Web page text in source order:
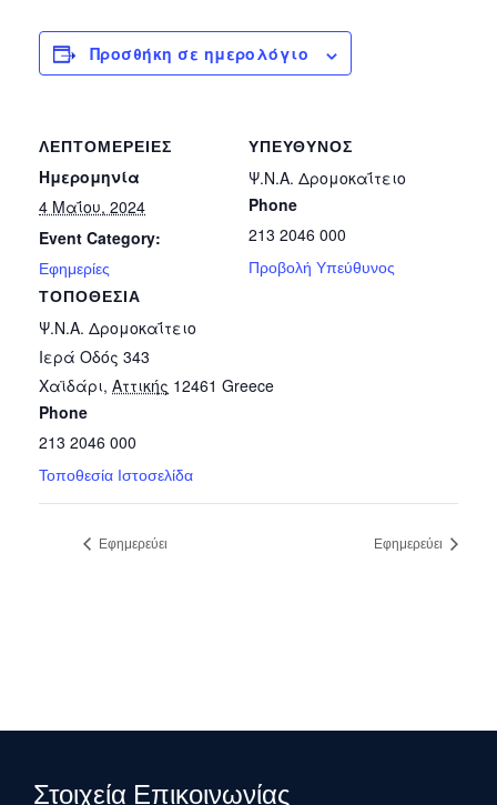
Προσθήκη σε ημερολόγιο
ΛΕΠΤΟΜΈΡΕΙΕΣ
Ημερομηνία
4 Μαΐου, 2024
Event Category:
Εφημερίες
ΤΟΠΟΘΕΣΊΑ
Ψ.Ν.Α. Δρομοκαΐτειο
Ιερά Οδός 343
Χαϊδάρι, Αττικής 12461 Greece
Phone
213 2046 000
Τοποθεσία Ιστοσελίδα
ΥΠΕΎΘΥΝΟΣ
Ψ.Ν.Α. Δρομοκαΐτειο
Phone
213 2046 000
Προβολή Υπεύθυνος
Εφημερεύει Εφημερεύει
Στοιχεία Επικοινωνίας